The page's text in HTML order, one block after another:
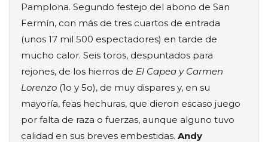
Pamplona. Segundo festejo del abono de San
Fermín, con más de tres cuartos de entrada
(unos 17 mil 500 espectadores) en tarde de
mucho calor. Seis toros, despuntados para
rejones, de los hierros de El Capea y Carmen
Lorenzo (1o y 5o), de muy dispares y, en su
mayoría, feas hechuras, que dieron escaso juego
por falta de raza o fuerzas, aunque alguno tuvo
calidad en sus breves embestidas. Andy